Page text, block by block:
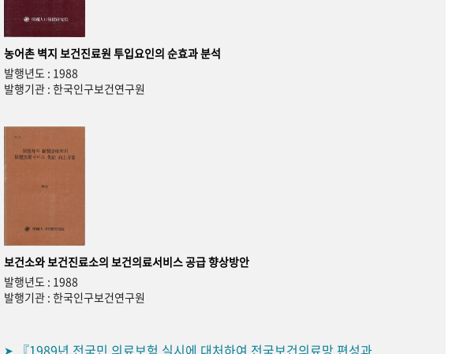
농어촌 벽지 보건진료원 투입요인의 순효과 분석
발행년도 : 1988
발행기관 : 한국인구보건연구원
보건소와 보건진료소의 보건의료서비스 공급 향상방안
발행년도 : 1988
발행기관 : 한국인구보건연구원
➤